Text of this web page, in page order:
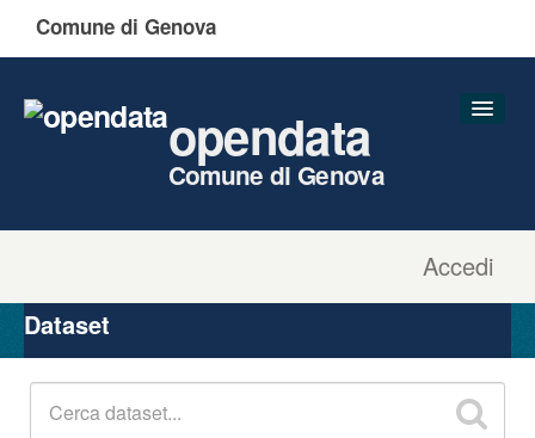
Comune di Genova
Accedi
opendata
Comune di Genova
Organizzazioni
Gruppi
Dataset